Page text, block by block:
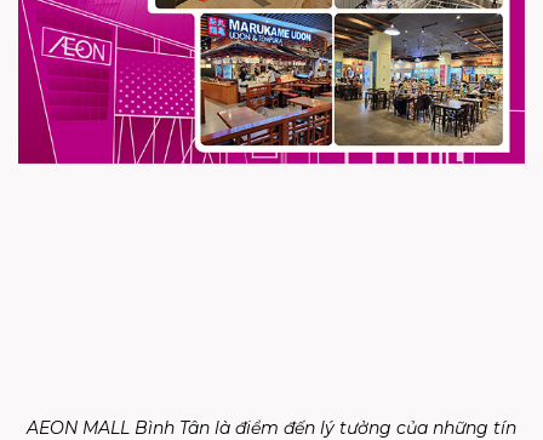
AEON MALL Bình Tân là điểm đến lý tưởng của những tín